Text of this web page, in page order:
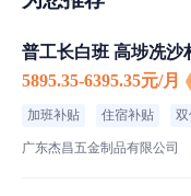
6. 工资：5500元/月（底
普工长白班 高埗冼沙
5895.35-6395.35元/月
加班补贴 住宿补贴 双
广东杰昌五金制品有限公司